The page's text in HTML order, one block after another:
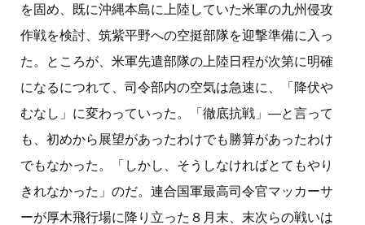
を固め、既に沖縄本島に上陸していた米軍の九州侵攻
作戦を検討、筑紫平野への空挺部隊を迎撃準備に入っ
た。ところが、米軍先遣部隊の上陸日程が次第に明確
になるにつれて、司令部内の空気は急速に、「降伏や
むなし」に変わっていった。「徹底抗戦」—と言って
も、初めから展望があったわけでも勝算があったわけ
でもなかった。「しかし、そうしなければとてもやり
きれなかった」のだ。連合国軍最高司令官マッカーサ
ーが厚木飛行場に降り立った８月末、末次らの戦いは